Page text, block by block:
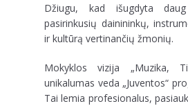
Džiugu, kad išugdyta
pasirinkusių dainininkų,
ir kultūrą vertinančių žmonių.
Mokyklos vizija „Muzika,
unikalumas veda „Juventos“
Tai lemia profesionalus,